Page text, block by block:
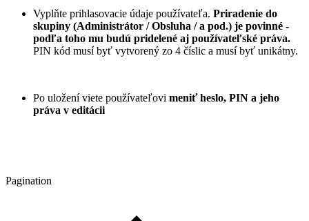
Vyplňte prihlasovacie údaje používateľa. Priradenie do
skupiny (Administrátor / Obsluha / a pod.) je povinné -
podľa toho mu budú pridelené aj používateľské práva.
PIN kód musí byť vytvorený zo 4 číslic a musí byť unikátny.
Po uložení viete používateľovi meniť heslo, PIN a jeho
práva v editácii
Pagination